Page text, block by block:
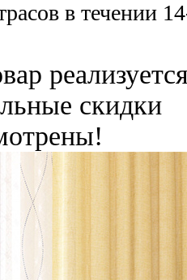
в течении
скидки